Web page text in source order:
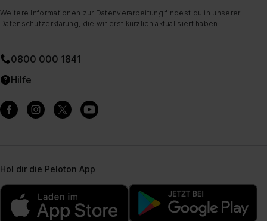
Weitere Informationen zur Datenverarbeitung findest du in unserer
Datenschutzerklärung , die wir erst kürzlich aktualisiert haben.
0800 000 1841
Hilfe
Hol dir die Peloton App